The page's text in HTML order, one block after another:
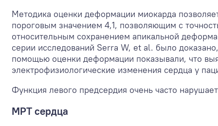
Методика оценки деформации миокарда
пороговым значением 4,1, позволяющим с
относительным сохранением апикальной
серии исследований Serra W, et al. было
помощью оценки деформации показывали, что
электрофизиологические изменения сердца у
Функция левого предсердия очень часто
МРТ сердца